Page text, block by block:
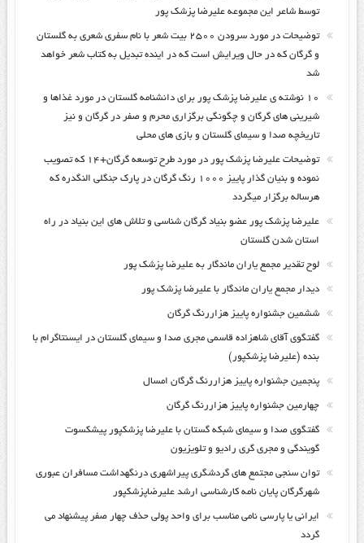
توسط شاعر این مجموعه علیرضا پزشک پور
توضیحات در مورد سرودن ۲۵۰۰ بیت شعر با نام سفری شعری به گلستان
و گرگان که در حال ویرایش است که در اینده تبدیل به کتاب شعر خواهد
شد
۱۰ نوشته ی علیرضا پزشک پور برای دانشنامه گلستان در مورد غذاها و
شیرینی های گرگان و چگونگی برگزاری محرم و صفر در گرگان و نیز
تاریخچه صدا و سیمای گلستان و بازی های محلی
توضیحات علیرضا پزشک پور در مورد طرح توسعه گرگان+۱۴ که تصویب
نموده و بنیان گذار پاییز ۱۰۰۰ رنگ گرگان در پارک جنگلی النگدره که
هرساله برگزار میگردد
علیرضا پزشک پور عضو بنیاد گرگان شناسی و تلاش های این بنیاد در راه
استان شدن گلستان
لوح تقدیر مجمع یاران ماندگار به علیرضا پزشک پور
دیدار مجمع یاران ماندگار با علیرضا پزشک پور
ششمین جشنواره پاییز هزاررنگ گرگان
گفتگوی آقای شاهزاده قاسمی مجری صدا و سیمای گلستان در ایسنتاگرام با
بنده (علیرضا پزشکپور)
پنجمین جشنواره پاییز هزاررنگ گرگان امسال
چهارمین جشنواره پاییز هزاررنگ گرگان
گفتگوی صدا و سیمای شبکه گستان با علیرضا پزشکپور پیشکسوت
گویندگی و مجری گری رادیو و تلویزیون
توان سنجی مجتمع های گردشگری پیراشهری درنگهداشت مسافران عبوری
شهرگرگان پایان نامه کارشناسی ارشد علیرضاپزشکپور
ایرانی یا پارسی نامی مناسب برای واحد پولی حذف چهار صفر پیشنهاد می
گردد